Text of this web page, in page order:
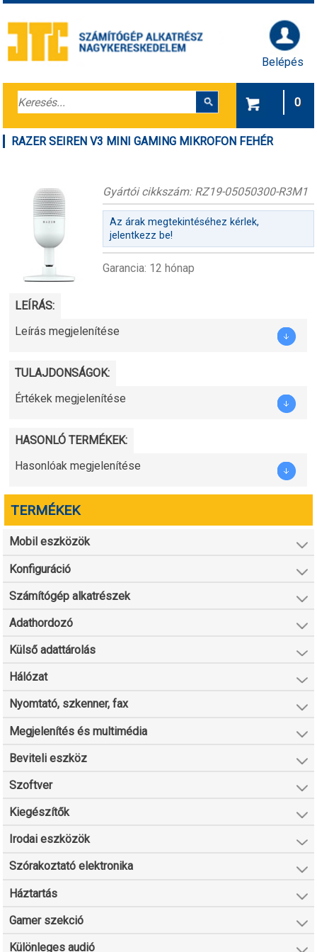
Belépés
0
RAZER SEIREN V3 MINI GAMING MIKROFON FEHÉR
Gyártói cikkszám: RZ19-05050300-R3M1
Az árak megtekintéséhez kérlek,
jelentkezz be!
Garancia: 12 hónap
LEÍRÁS:
Leírás megjelenítése
TULAJDONSÁGOK:
Értékek megjelenítése
HASONLÓ TERMÉKEK:
Hasonlóak megjelenítése
TERMÉKEK
Mobil eszközök
Konfiguráció
Számítógép alkatrészek
Adathordozó
Külső adattárolás
Hálózat
Nyomtató, szkenner, fax
Megjelenítés és multimédia
Beviteli eszköz
Szoftver
Kiegészítők
Irodai eszközök
Szórakoztató elektronika
Háztartás
Gamer szekció
Különleges audió